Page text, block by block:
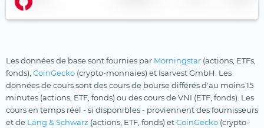
Principes chrétiens
Robotique
Santé
Santé
Semi-conducteurs
Les données de base sont fournies par Morningstar (actions, ETFs,
fonds), CoinGecko (crypto-monnaies) et Isarvest GmbH. Les
données de cours sont des cours de bourse différés d'au moins 15
minutes (actions, ETF, fonds) ou des cours de VNI (ETF, fonds). Les
cours en temps réel - si disponibles - proviennent des fournisseurs
et de Lang & Schwarz (actions, ETF, fonds) etCoinGecko (crypto-